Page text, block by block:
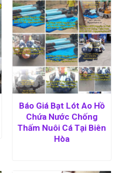
Báo Giá Bạt Lót Ao Hồ
Chứa Nước Chống
Thấm Nuôi Cá Tại Biên
Hòa